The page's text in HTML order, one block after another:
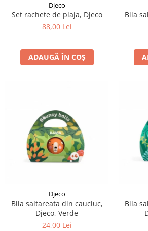
Djeco
Set rachete de plaja, Djeco
88,00 Lei
ADAUGĂ ÎN COȘ
Bila
Djeco
Bila saltareata din cauciuc,
Djeco, Verde
24,00 Lei
Bila